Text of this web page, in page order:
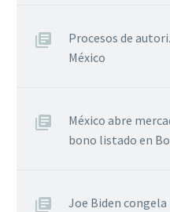
Procesos de
México
México abre
bono listado en
Joe Biden